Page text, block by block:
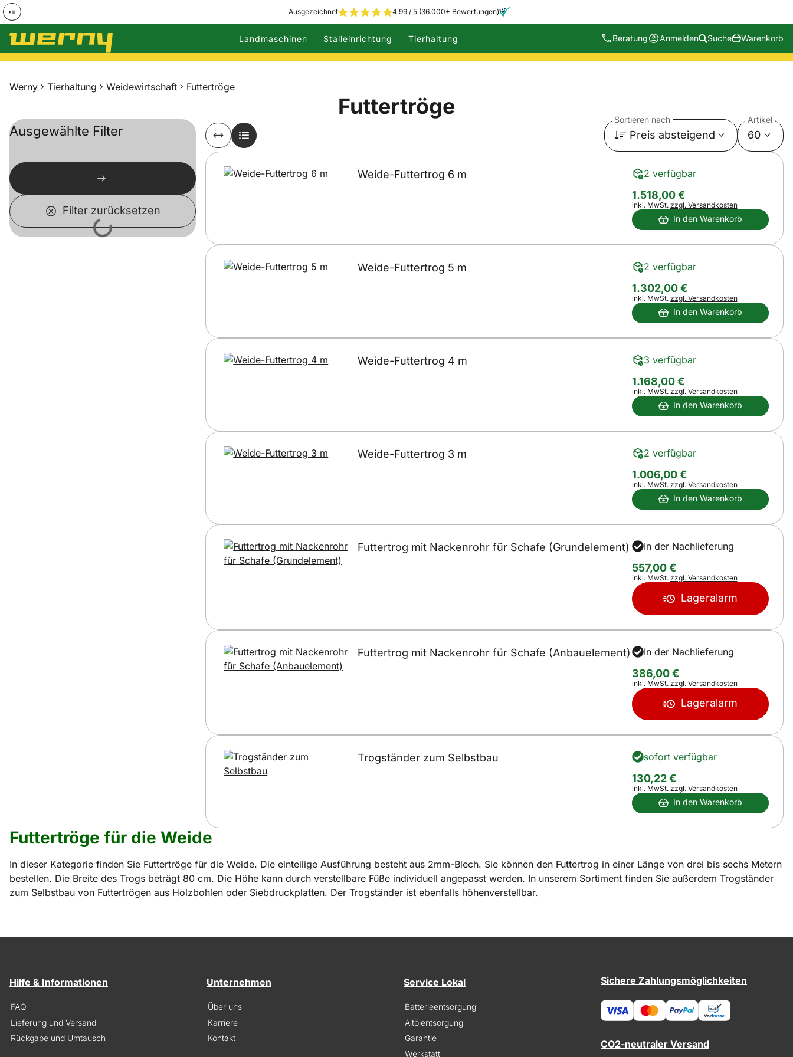
Ausgezeichnet 4.99 / 5 (36.000+ Bewertungen)
Zum Hauptinhalt springen
Landmaschinen Stalleinrichtung Tierhaltung Beratung Anmelden Suche Warenkorb
Werny Tierhaltung Weidewirtschaft Futtertröge
Futtertröge
Lädt
Ausgewählte Filter
Filter zurücksetzen
Sortieren nach
Preis absteigend
Artikel
60
Weide-Futtertrog 6 m 2 verfügbar
1.518,00€
Steuerhinweis:
inkl. MwSt. zzgl. Versandkosten
In den Warenkorb
Weide-Futtertrog 5 m 2 verfügbar
1.302,00€
Steuerhinweis:
inkl. MwSt. zzgl. Versandkosten
In den Warenkorb
Weide-Futtertrog 4 m 3 verfügbar
1.168,00€
Steuerhinweis:
inkl. MwSt. zzgl. Versandkosten
In den Warenkorb
Weide-Futtertrog 3 m 2 verfügbar
1.006,00€
Steuerhinweis:
inkl. MwSt. zzgl. Versandkosten
In den Warenkorb
Futtertrog mit Nackenrohr für Schafe (Grundelement) In der Nachlieferung
557,00€
Steuerhinweis:
inkl. MwSt. zzgl. Versandkosten
Lageralarm
Futtertrog mit Nackenrohr für Schafe (Anbauelement) In der Nachlieferung
386,00€
Steuerhinweis:
inkl. MwSt. zzgl. Versandkosten
Lageralarm
Trogständer zum Selbstbau sofort verfügbar
130,22€
Steuerhinweis:
inkl. MwSt. zzgl. Versandkosten
In den Warenkorb
Futtertröge für die Weide
In dieser Kategorie finden Sie Futtertröge für die Weide. Die einteilige Ausführung besteht aus 2mm-Blech. Sie können den Futtertrog in einer Länge von drei bis sechs Metern
bestellen. Die Breite des Trogs beträgt 80 cm. Die Höhe kann durch verstellbare Füße individuell angepasst werden. In unserem Sortiment finden Sie außerdem Trogständer
zum Selbstbau von Futtertrögen aus Holzbohlen oder Siebdruckplatten. Der Trogständer ist ebenfalls höhenverstellbar.
Hilfe & Informationen
FAQ
Lieferung und Versand
Rückgabe und Umtausch
Unternehmen
Über uns
Karriere
Kontakt
Service Lokal
Batterieentsorgung
Altölentsorgung
Garantie
Werkstatt
Sichere Zahlungsmöglichkeiten
CO2-neutraler Versand